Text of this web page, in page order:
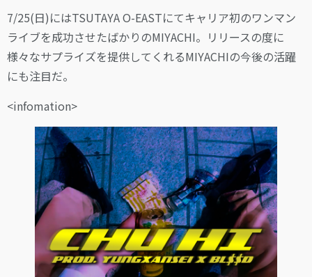
7/25(日)にはTSUTAYA O-EASTにてキャリア初のワンマン
ライブを成功させたばかりのMIYACHI。リリースの度に
様々なサプライズを提供してくれるMIYACHIの今後の活躍
にも注目だ。
<infomation>